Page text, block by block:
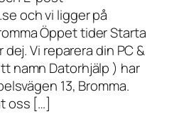
och vi ligger på
Öppet tider Starta
Vi reparera din PC &
namn Datorhjälp ) har
13, Bromma.
oss […]